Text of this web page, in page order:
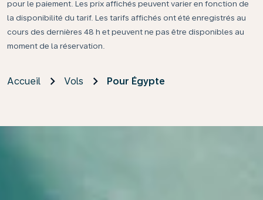
pour le paiement. Les prix affichés peuvent varier en fonction de
la disponibilité du tarif. Les tarifs affichés ont été enregistrés au
cours des dernières 48 h et peuvent ne pas être disponibles au
moment de la réservation.
Accueil Vols Pour Égypte